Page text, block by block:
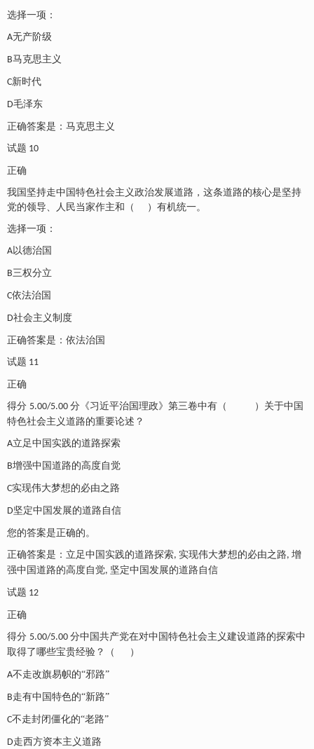
选择一项：
A无产阶级
B马克思主义
C新时代
D毛泽东
正确答案是：马克思主义
试题 10
正确
我国坚持走中国特色社会主义政治发展道路，这条道路的核心是坚持
党的领导、人民当家作主和（
）有机统一。
选择一项：
A以德治国
B三权分立
C依法治国
D社会主义制度
正确答案是：依法治国
试题 11
正确
得分 5.00/5.00 分《习近平治国理政》第三卷中有（
）关于中国
特色社会主义道路的重要论述？
A立足中国实践的道路探索
B增强中国道路的高度自觉
C实现伟大梦想的必由之路
D坚定中国发展的道路自信
您的答案是正确的。
正确答案是：立足中国实践的道路探索, 实现伟大梦想的必由之路, 增
强中国道路的高度自觉, 坚定中国发展的道路自信
试题 12
正确
得分 5.00/5.00 分中国共产党在对中国特色社会主义建设道路的探索中
取得了哪些宝贵经验？（
）
A不走改旗易帜的“邪路”
B走有中国特色的“新路”
C不走封闭僵化的“老路”
D走西方资本主义道路